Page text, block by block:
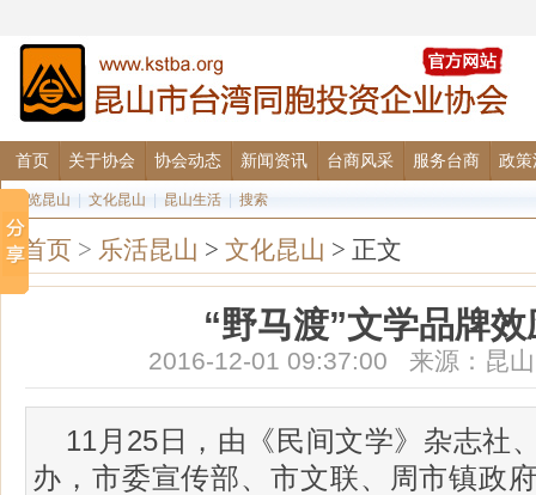
首页 关于协会 协会动态 新闻资讯 台商风采 服务台商 政策
图览昆山 文化昆山 昆山生活 搜索
首页 > 乐活昆山 > 文化昆山 > 正文
“野马渡”文学品牌
2016-12-01 09:37:00 来源：昆
11月25日，由《民间文学》杂志社
办，市委宣传部、市文联、周市镇政